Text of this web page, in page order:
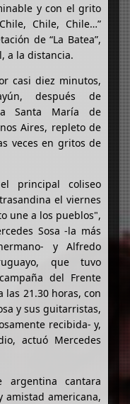
y con el grito
Chile, Chile…”
de “La Batea”,
a la distancia.
casi diez minutos,
después de
Santa María de
Aires, repleto de
veces en gritos de
principal coliseo
el viernes
une a los pueblos",
Sosa -la más
y Alfredo
que tuvo
del Frente
las 21.30 horas, con
y sus guitarristas,
recibida- y,
actuó Mercedes
argentina cantara
amistad americana,